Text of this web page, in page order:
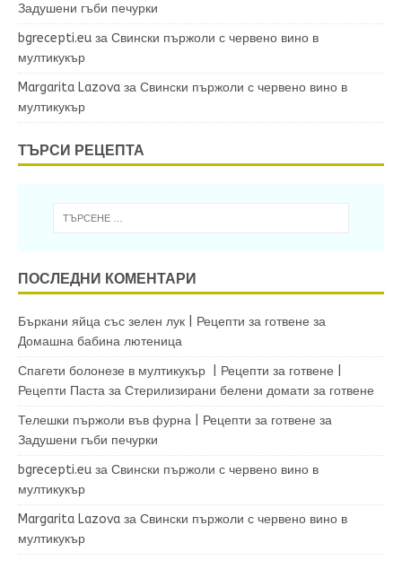
Задушени гъби печурки
bgrecepti.eu за Свински пържоли с червено вино в
мултикукър
Margarita Lazova за Свински пържоли с червено вино в
мултикукър
ТЪРСИ РЕЦЕПТА
ПОСЛЕДНИ КОМЕНТАРИ
Бъркани яйца със зелен лук | Рецепти за готвене за
Домашна бабина лютеница
Спагети болонезе в мултикукър | Рецепти за готвене |
Рецепти Паста за Стерилизирани белени домати за готвене
Телешки пържоли във фурна | Рецепти за готвене за
Задушени гъби печурки
bgrecepti.eu за Свински пържоли с червено вино в
мултикукър
Margarita Lazova за Свински пържоли с червено вино в
мултикукър